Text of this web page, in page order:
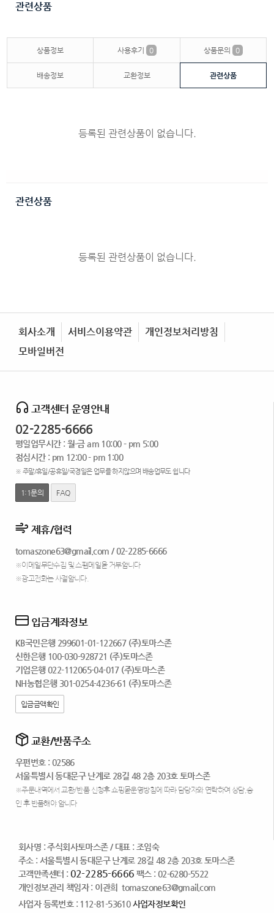
관련상품
상품정보 사용후기 0 상품문의 0
배송정보 교환정보 관련상품
등록된 관련상품이 없습니다.
관련상품
등록된 관련상품이 없습니다.
회사소개 서비스이용약관
개인정보처리방침
모바일버전
고객센터 운영안내
02-2285-6666
평일업무시간 : 월-금 am 10:00 - pm 5:00
점심시간 : pm 12:00 - pm 1:00
※ 주말/휴일/공휴일/국경일은 업무를 하지않으며 배송업무도 쉽니다
1:1문의 FAQ
제휴/협력
tomaszone63@gmail.com /02-2285-6666
※이메일무단수집 및 스팸메일을 거부합니다
※광고전화는 사절합니다.
입금계좌정보
KB국민은행 299601-01-122667 (주)토마스존
신한은행 100-030-928721 (주)토마스존
기업은행 022-112065-04-017 (주)토마스존
NH농협은행 301-0254-4236-61 (주)토마스존
입금금액확인
교환/반품주소
우편번호 : 02586
서울특별시 동대문구 난계로 28길 48 2층 203호 토마스존
※주문내역에서 교환/반품 신청후 쇼핑몰운영방침에 따라 담당자와 연락하여 상담,승
인 후 반품해야 합니다
회사명 : 주식회사토마스존/ 대표 : 조임숙
주소 : 서울특별시 동대문구 난계로 28길 48 2층 203호 토마스존
고객만족센터 : 02-2285-6666 팩스 : 02-6280-5522
개인정보관리 책임자 : 이관희
tomaszone63@gmail.com
사업자 등록번호 : 112-81-53610 사업자정보확인